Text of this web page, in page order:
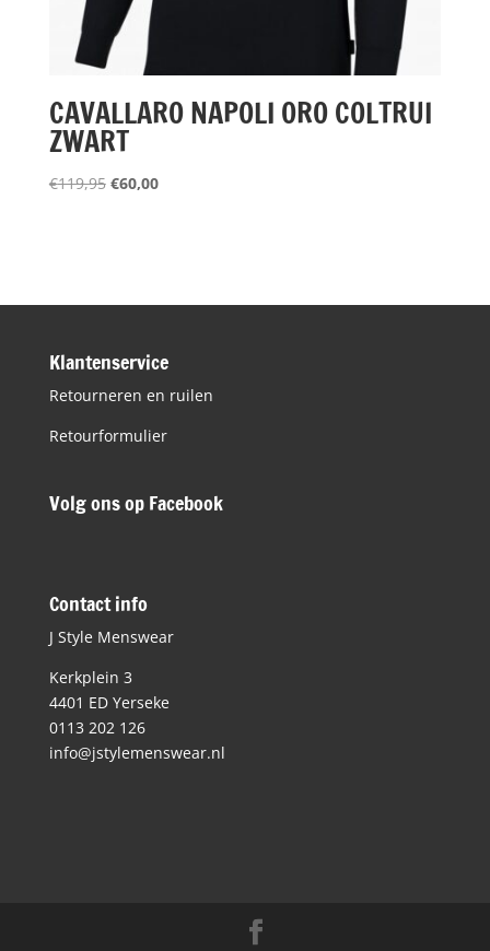
CAVALLARO NAPOLI ORO COLTRUI
ZWART
€119,95 Oorspronkelijke
€60,00Huidige
Klantenservice
Retourneren en ruilen
Retourformulier
Volg ons op Facebook
Contact info
J Style Menswear
Kerkplein 3
4401 ED Yerseke
0113 202 126
info@jstylemenswear.nl